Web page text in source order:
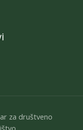
za društveno